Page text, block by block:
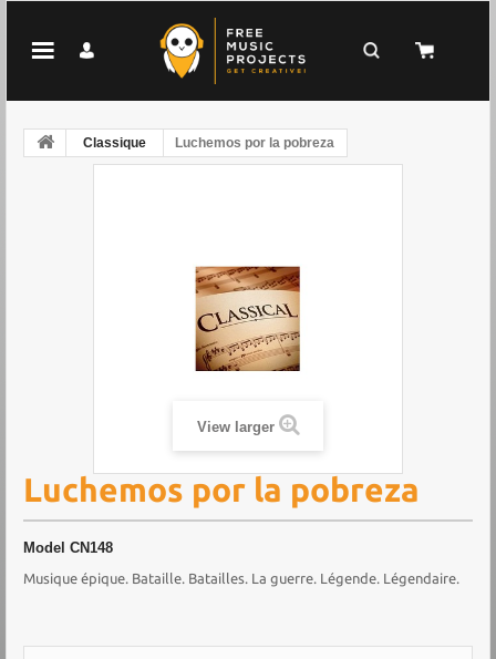
Classique Luchemos por la pobreza
View larger
Luchemos por la pobreza
Model CN148
Musique épique. Bataille. Batailles. La guerre. Légende. Légendaire.